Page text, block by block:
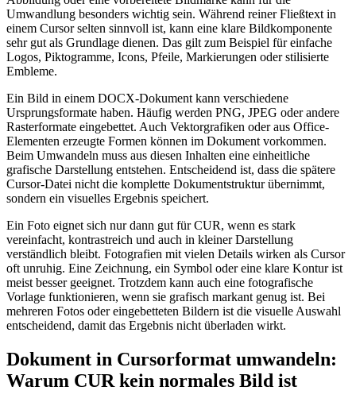
Umwandlung besonders wichtig sein. Während reiner Fließtext in
einem Cursor selten sinnvoll ist, kann eine klare Bildkomponente
sehr gut als Grundlage dienen. Das gilt zum Beispiel für einfache
Logos, Piktogramme, Icons, Pfeile, Markierungen oder stilisierte
Embleme.
Ein Bild in einem DOCX-Dokument kann verschiedene
Ursprungsformate haben. Häufig werden PNG, JPEG oder andere
Rasterformate eingebettet. Auch Vektorgrafiken oder aus Office-
Elementen erzeugte Formen können im Dokument vorkommen.
Beim Umwandeln muss aus diesen Inhalten eine einheitliche
grafische Darstellung entstehen. Entscheidend ist, dass die spätere
Cursor-Datei nicht die komplette Dokumentstruktur übernimmt,
sondern ein visuelles Ergebnis speichert.
Ein Foto eignet sich nur dann gut für CUR, wenn es stark
vereinfacht, kontrastreich und auch in kleiner Darstellung
verständlich bleibt. Fotografien mit vielen Details wirken als Cursor
oft unruhig. Eine Zeichnung, ein Symbol oder eine klare Kontur ist
meist besser geeignet. Trotzdem kann auch eine fotografische
Vorlage funktionieren, wenn sie grafisch markant genug ist. Bei
mehreren Fotos oder eingebetteten Bildern ist die visuelle Auswahl
entscheidend, damit das Ergebnis nicht überladen wirkt.
Dokument in Cursorformat umwandeln:
Warum CUR kein normales Bild ist